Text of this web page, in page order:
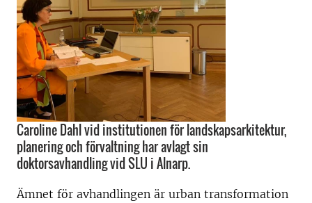
Caroline Dahl vid institutionen för landskapsarkitektur,
planering och förvaltning har avlagt sin
doktorsavhandling vid SLU i Alnarp.
Ämnet för avhandlingen är urban transformation